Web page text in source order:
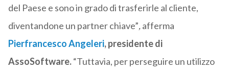
del Paese e sono in grado di trasferirle al cliente,
diventandone un partner chiave”,afferma
Pierfrancesco Angeleri, presidente di
AssoSoftware.“Tuttavia, per perseguire un utilizzo